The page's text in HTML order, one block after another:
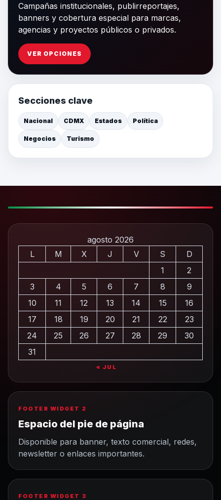
Campañas institucionales, publirreportajes,
banners y cobertura especial para marcas,
agencias y proyectos públicos o privados.
VER OPCIONES
Secciones clave
Nacional CDMX Estados Política
Negocios Turismo
agosto 2026
L
M X J V S
D
1
2
3
4 5 6 7 8
9
10
11 12 13 14 15
16
17
18 19 20 21 22
23
24
25 26 27 28 29
30
31
« JUL
FOOTER WIDGET 2
Espacio del pie de página
Disponible para banner, texto comercial, redes,
newsletter o enlaces importantes.
FOOTER WIDGET 3